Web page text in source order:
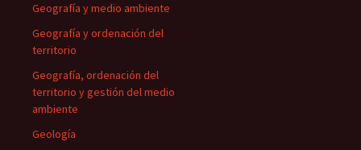
Geografía y medio ambiente
Geografía y ordenación del
territorio
Geografía, ordenación del
territorio y gestión del medio
ambiente
Geología